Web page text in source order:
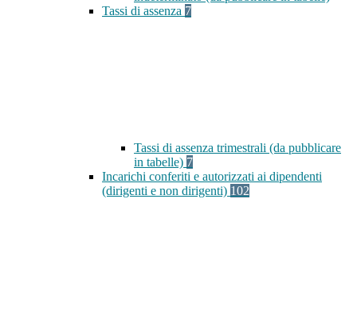
Tassi di assenza 7
Tassi di assenza trimestrali (da pubblicare
in tabelle) 7
Incarichi conferiti e autorizzati ai dipendenti
(dirigenti e non dirigenti) 102